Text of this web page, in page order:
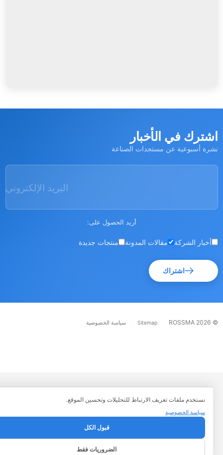
نستخدم ملفات تعريف الارتباط للتحليلات وتحسين الموقع.
سياسة الخصوصية
قبول الكل
الضروريات فقط
في الأخبار
أسبوعية عن مستجدات الصناعة
البريد الإلكتروني
أريد الحصول على:
أخبار الشركة مقالات المدونة منتجات جديدة
اشتراك
·
Sitemap
· سياسة الخصوصية